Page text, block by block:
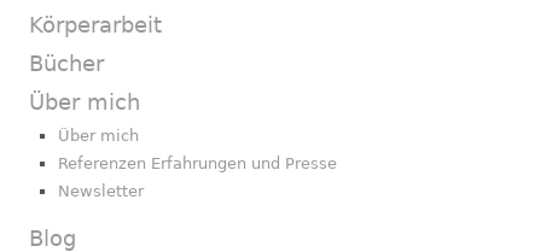
Körperarbeit
Bücher
Über mich
Über mich
Referenzen Erfahrungen und Presse
Newsletter
Blog